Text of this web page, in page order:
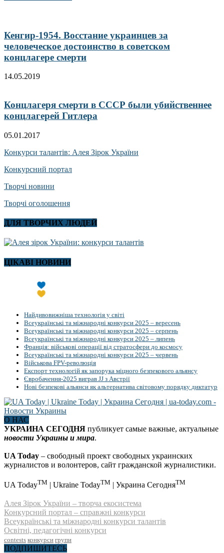
Кенгир-1954. Восстание украинцев за
человеческое достоинство в советском
концлагере смерти
14.05.2019
Концлагеря смерти в СССР были убийственнее
концлагерей Гитлера
05.01.2017
Конкурси талантів: Алея Зірок України
Конкурсний портал
Творчі новини
Творчі оголошення
ДЛЯ ТВОРЧИХ ЛЮДЕЙ
ЦІКАВІ НОВИНИ
Найдивовижніша технологія у світі
Всеукраїнські та міжнародні конкурси 2025 – вересень
Всеукраїнські та міжнародні конкурси 2025 – серпень
Всеукраїнські та міжнародні конкурси 2025 – липень
Франція: військові операції від стратосфери до космосу
Всеукраїнські та міжнародні конкурси 2025 – червень
Військова FPV-революція
Експорт технологій як запорука міцного безпекового альянсу
Євробачення-2025 виграв JJ з Австрії
Нові безпекові альянси як альтернатива світовому порядку диктатур
О НАС
УКРАИНА СЕГОДНЯ публикует самые важные, актуальные
новости Украины и мира.
UA Today – свободный проект свободных украинских
журналистов и волонтеров, сайт гражданской журналистики.
UA TodayTM | Ukraine TodayTM | Украина СегодняTM
Алея Зірок України – творча екосистема
Конкурсний портал – справжні конкурси
Всеукраїнські та міжнародні конкурси талантів
Освітні, педагогічні конкурси
contests конкурси групи
ПОДПИШИТЕСЬ